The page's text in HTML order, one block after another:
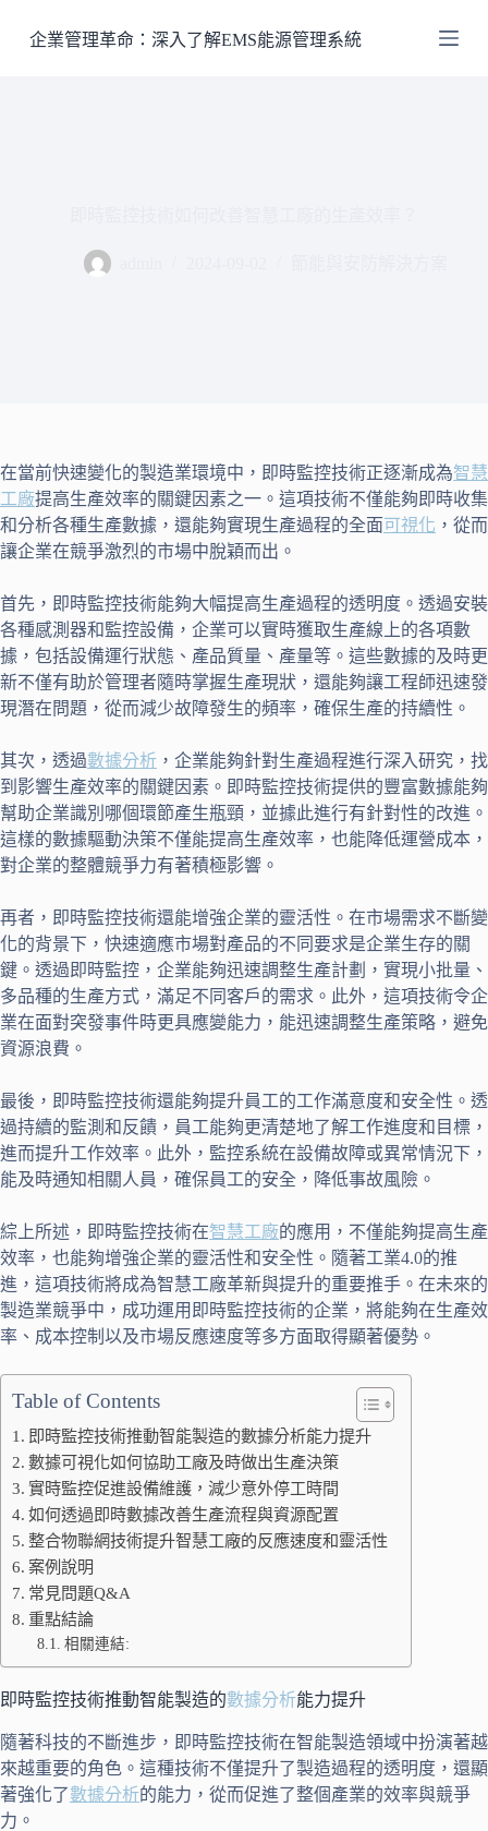
至
企業管理革命：深入了解EMS能源管理系統
在當前快速變化的製造業環境中，即時監控技術正逐漸成為智慧
工廠提高生產效率的關鍵因素之一。這項技術不僅能夠即時收集
和分析各種生產數據，還能夠實現生產過程的全面可視化 ，從而
讓企業在競爭激烈的市場中脫穎而出。
首先，即時監控技術能夠大幅提高生產過程的透明度。透過安裝
各種感測器和監控設備，企業可以實時獲取生產線上的各項數
據，包括設備運行狀態、產品質量、產量等。這些數據的及時更
新不僅有助於管理者隨時掌握生產現狀，還能夠讓工程師迅速發
現潛在問題，從而減少故障發生的頻率，確保生產的持續性。
其次，透過數據分析 ，企業能夠針對生產過程進行深入研究，找
到影響生產效率的關鍵因素。即時監控技術提供的豐富數據能夠
幫助企業識別哪個環節產生瓶頸，並據此進行有針對性的改進。
這樣的數據驅動決策不僅能提高生產效率，也能降低運營成本，
對企業的整體競爭力有著積極影響。
再者，即時監控技術還能增強企業的靈活性。在市場需求不斷變
化的背景下，快速適應市場對產品的不同要求是企業生存的關
鍵。透過即時監控，企業能夠迅速調整生產計劃，實現小批量、
多品種的生產方式，滿足不同客戶的需求。此外，這項技術令企
業在面對突發事件時更具應變能力，能迅速調整生產策略，避免
資源浪費。
最後，即時監控技術還能夠提升員工的工作滿意度和安全性。透
過持續的監測和反饋，員工能夠更清楚地了解工作進度和目標，
進而提升工作效率。此外，監控系統在設備故障或異常情況下，
能及時通知相關人員，確保員工的安全，降低事故風險。
綜上所述，即時監控技術在智慧工廠的應用，不僅能夠提高生產
效率，也能夠增強企業的靈活性和安全性。隨著工業4.0的推
進，這項技術將成為智慧工廠革新與提升的重要推手。在未來的
製造業競爭中，成功運用即時監控技術的企業，將能夠在生產效
率、成本控制以及市場反應速度等多方面取得顯著優勢。
Table of Contents
即時監控技術推動智能製造的數據分析能力提升
數據可視化如何協助工廠及時做出生產決策
實時監控促進設備維護，減少意外停工時間
如何透過即時數據改善生產流程與資源配置
整合物聯網技術提升智慧工廠的反應速度和靈活性
案例說明
常見問題Q&A
重點結論
相關連結:
即時監控技術推動智能製造的數據分析能力提升
隨著科技的不斷進步，即時監控技術在智能製造領域中扮演著越
來越重要的角色。這種技術不僅提升了製造過程的透明度，還顯
著強化了數據分析的能力，從而促進了整個產業的效率與競爭
力。